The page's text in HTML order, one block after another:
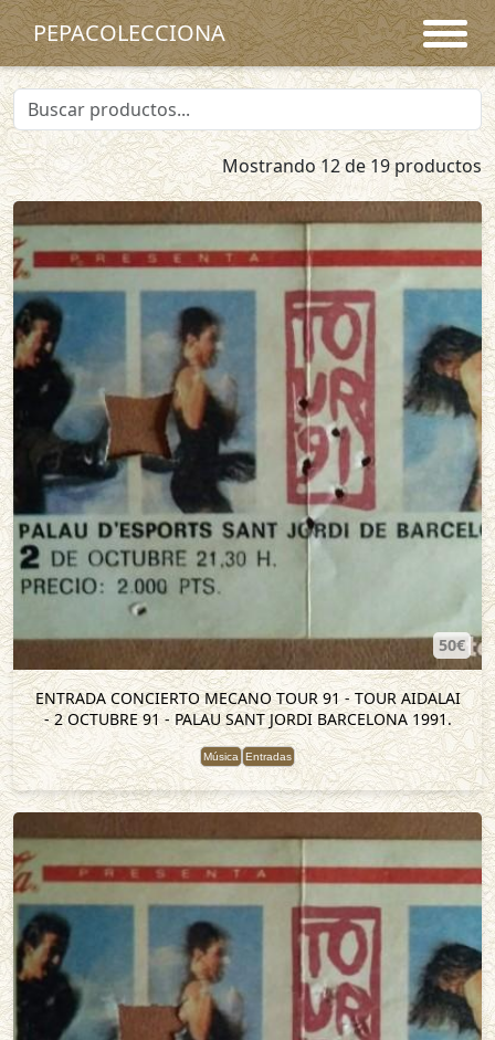
PEPACOLECCIONA
Mostrando 12 de 19 productos
50€
ENTRADA CONCIERTO MECANO TOUR 91 - TOUR AIDALAI
- 2 OCTUBRE 91 - PALAU SANT JORDI BARCELONA 1991.
Música Entradas